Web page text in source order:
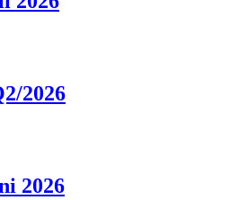
2026
2026